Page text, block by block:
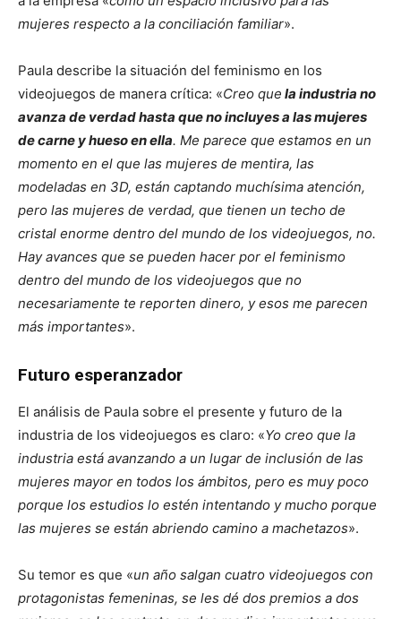
mujeres respecto a la conciliación familiar».
Paula describe la situación del feminismo en los
videojuegos de manera crítica: «Creo que la industria no
avanza de verdad hasta que no incluyes a las mujeres
de carne y hueso en ella. Me parece que estamos en un
momento en el que las mujeres de mentira, las
modeladas en 3D, están captando muchísima atención,
pero las mujeres de verdad, que tienen un techo de
cristal enorme dentro del mundo de los videojuegos, no.
Hay avances que se pueden hacer por el feminismo
dentro del mundo de los videojuegos que no
necesariamente te reporten dinero, y esos me parecen
más importantes».
Futuro esperanzador
El análisis de Paula sobre el presente y futuro de la
industria de los videojuegos es claro: «Yo creo que la
industria está avanzando a un lugar de inclusión de las
mujeres mayor en todos los ámbitos, pero es muy poco
porque los estudios lo estén intentando y mucho porque
las mujeres se están abriendo camino a machetazos».
Su temor es que «un año salgan cuatro videojuegos con
protagonistas femeninas, se les dé dos premios a dos